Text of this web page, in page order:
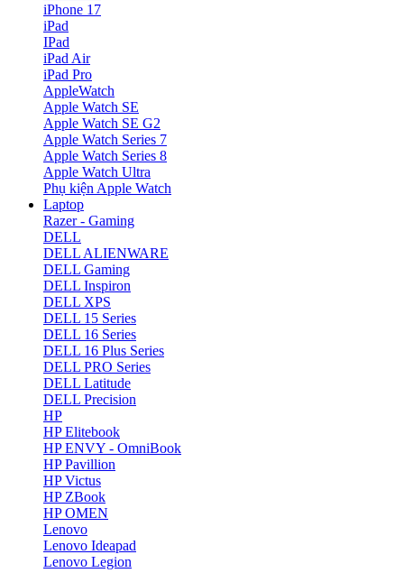
iPhone 17
iPad
IPad
iPad Air
iPad Pro
AppleWatch
Apple Watch SE
Apple Watch SE G2
Apple Watch Series 7
Apple Watch Series 8
Apple Watch Ultra
Phụ kiện Apple Watch
Laptop
Razer - Gaming
DELL
DELL ALIENWARE
DELL Gaming
DELL Inspiron
DELL XPS
DELL 15 Series
DELL 16 Series
DELL 16 Plus Series
DELL PRO Series
DELL Latitude
DELL Precision
HP
HP Elitebook
HP ENVY - OmniBook
HP Pavillion
HP Victus
HP ZBook
HP OMEN
Lenovo
Lenovo Ideapad
Lenovo Legion